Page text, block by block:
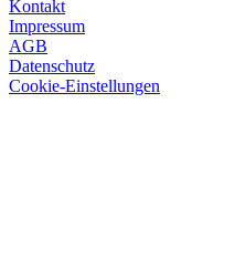
Kontakt
Impressum
AGB
Datenschutz
Cookie-Einstellungen